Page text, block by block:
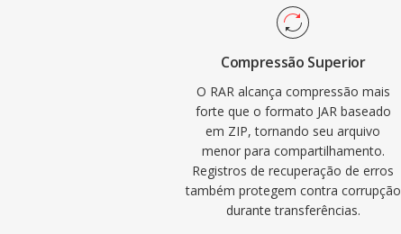
Compressão Superior
O RAR alcança compressão mais
forte que o formato JAR baseado
em ZIP, tornando seu arquivo
menor para compartilhamento.
Registros de recuperação de erros
também protegem contra corrupção
durante transferências.